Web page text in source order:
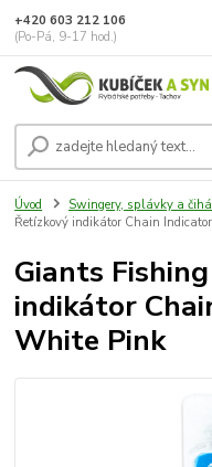
+420 603 212 106
(Po-Pá, 9-17 hod.)
Úvod Swingery, splávky a
Řetízkový indikátor Chain
Giants
indikátor
White Pink